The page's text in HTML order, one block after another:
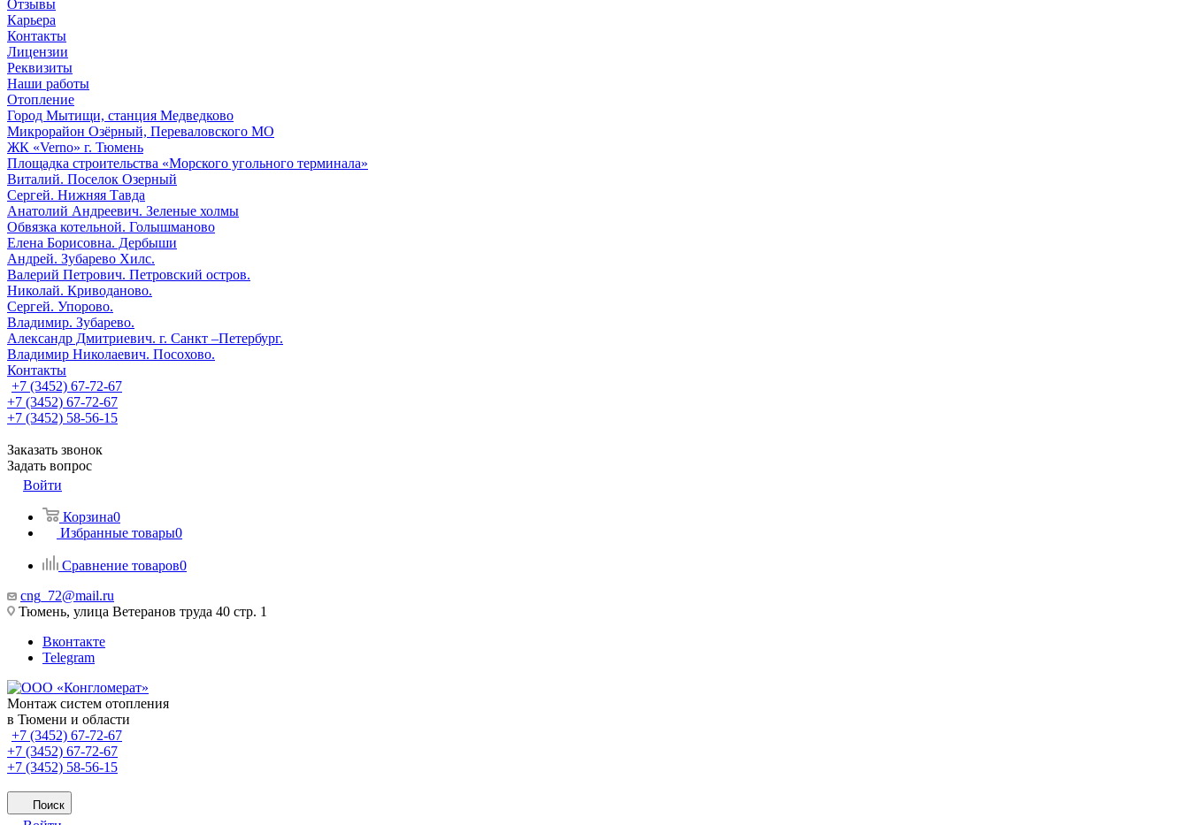
Отзывы
Карьера
Контакты
Лицензии
Реквизиты
Наши работы
Отопление
Город Мытищи, станция Медведково
Микрорайон Озёрный, Переваловского МО
ЖК «Verno» г. Тюмень
Площадка строительства «Морского угольного терминала»
Виталий. Поселок Озерный
Сергей. Нижняя Тавда
Анатолий Андреевич. Зеленые холмы
Обвязка котельной. Голышманово
Елена Борисовна. Дербыши
Андрей. Зубарево Хилс.
Валерий Петрович. Петровский остров.
Николай. Криводаново.
Сергей. Упорово.
Владимир. Зубарево.
Александр Дмитриевич. г. Санкт –Петербург.
Владимир Николаевич. Посохово.
Контакты
+7 (3452) 67-72-67
+7 (3452) 67-72-67
+7 (3452) 58-56-15
Заказать звонок
Задать вопрос
Войти
Корзина0
Избранные товары0
Сравнение товаров0
cng_72@mail.ru
Тюмень, улица Ветеранов труда 40 стр. 1
Вконтакте
Telegram
Монтаж систем отопления
в Тюмени и области
+7 (3452) 67-72-67
+7 (3452) 67-72-67
+7 (3452) 58-56-15
Поиск